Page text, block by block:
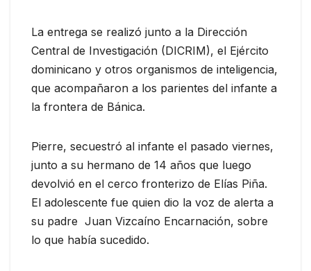
La entrega se realizó junto a la Dirección
Central de Investigación (DICRIM), el Ejército
dominicano y otros organismos de inteligencia,
que acompañaron a los parientes del infante a
la frontera de Bánica.
Pierre, secuestró al infante el pasado viernes,
junto a su hermano de 14 años que luego
devolvió en el cerco fronterizo de Elías Piña.
El adolescente fue quien dio la voz de alerta a
su padre Juan Vizcaíno Encarnación, sobre
lo que había sucedido.